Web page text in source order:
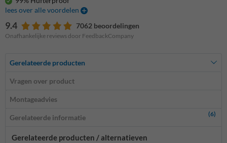
lees over alle voordelen
9.4 7062 beoordelingen
Onafhankelijke reviews door FeedbackCompany
Gerelateerde producten
Vragen over product
Montageadvies
Gerelateerde informatie (6)
Gerelateerde producten / alternatieven